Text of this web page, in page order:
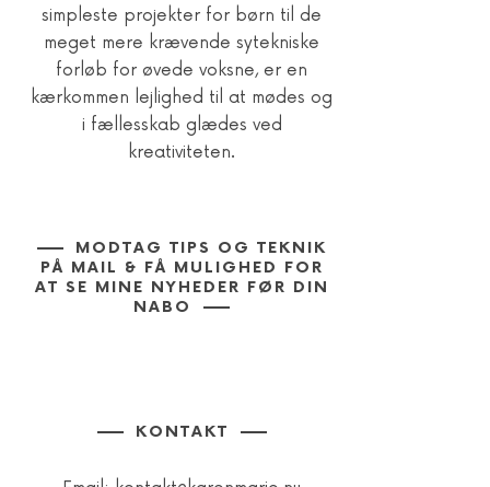
simpleste projekter for børn til de
meget mere krævende sytekniske
forløb for øvede voksne, er en
kærkommen lejlighed til at mødes og
i fællesskab glædes ved
kreativiteten.
MODTAG TIPS OG TEKNIK
PÅ MAIL & FÅ MULIGHED FOR
AT SE MINE NYHEDER FØR DIN
NABO
KONTAKT